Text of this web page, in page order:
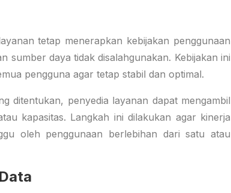
tetap menerapkan kebijakan penggunaan
sumber daya tidak disalahgunakan. Kebijakan ini
pengguna agar tetap stabil dan optimal.
ditentukan, penyedia layanan dapat mengambil
kapasitas. Langkah ini dilakukan agar kinerja
oleh penggunaan berlebihan dari satu atau